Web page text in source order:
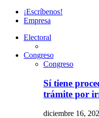
¡Escríbenos!
Empresa
Electoral
Congreso
Congreso
Sí tiene
trámite por
diciembre 16,